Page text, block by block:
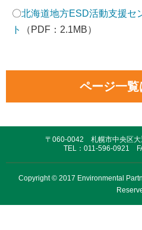
〇北海道地方ESD活動支援セ
ト
（PDF：2.1MB）
ページ一覧
対話の場づくりと協働
政策コミュニケーション
環境中間支援会議・北海道
〒060-0042 札幌市中央区大
TEL：011-596-0921
Copyright © 2017 Environmental